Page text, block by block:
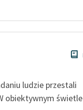
ludzie przestali
obiektywnym świetle